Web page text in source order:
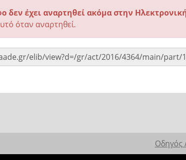
δεν έχει αναρτηθεί ακόμα στην
όταν αναρτηθεί.
Οδηγός